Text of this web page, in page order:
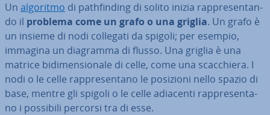
Un algoritmo di pa­th­fin­ding di solito inizia rap­pre­sen­tan­
do il problema come un grafo o una griglia. Un grafo è
un insieme di nodi collegati da spigoli; per esempio,
immagina un diagramma di flusso. Una griglia è una
matrice bi­di­men­sio­na­le di celle, come una scac­chie­ra. I
nodi o le celle rap­pre­sen­ta­no le posizioni nello spazio di
base, mentre gli spigoli o le celle adiacenti rap­pre­sen­ta­
no i possibili percorsi tra di esse.